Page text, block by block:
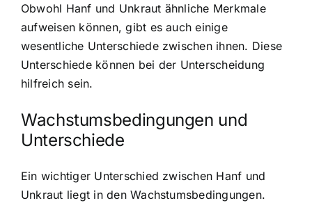
Obwohl Hanf und Unkraut ähnliche Merkmale
aufweisen können, gibt es auch einige
wesentliche Unterschiede zwischen ihnen. Diese
Unterschiede können bei der Unterscheidung
hilfreich sein.
Wachstumsbedingungen und
Unterschiede
Ein wichtiger Unterschied zwischen Hanf und
Unkraut liegt in den Wachstumsbedingungen.